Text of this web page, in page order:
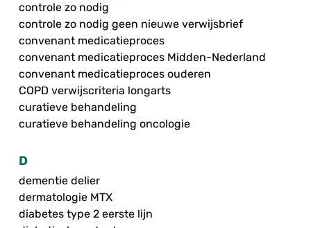
controle zo nodig
controle zo nodig geen nieuwe verwijsbrief
convenant medicatieproces
convenant medicatieproces Midden-Nederland
convenant medicatieproces ouderen
COPD verwijscriteria longarts
curatieve behandeling
curatieve behandeling oncologie
D
dementie delier
dermatologie MTX
diabetes type 2 eerste lijn